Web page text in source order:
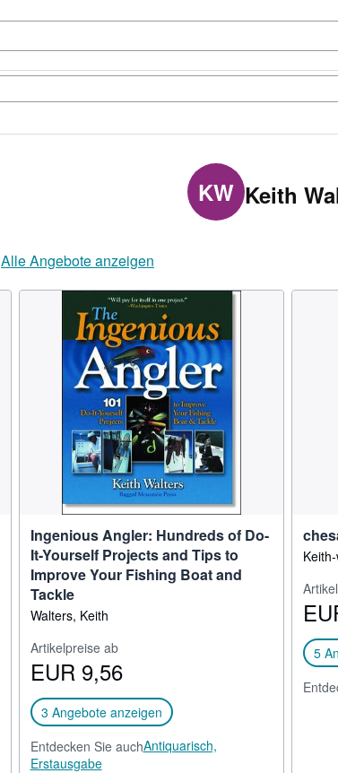
KW Keith
Alle Angebote anzeigen
Ingenious Angler: Hundreds of Do-
It-Yourself Projects and Tips to
Improve Your Fishing Boat and
Tackle
Walters, Keith
Artikelpreise ab
EUR 9,56
3 Angebote anzeigen
Entdecken Sie auchAntiquarisch,
Erstausgabe
5